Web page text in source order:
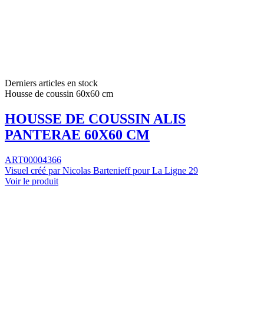
Derniers articles en stock
Housse de coussin 60x60 cm
HOUSSE DE COUSSIN ALIS
PANTERAE 60X60 CM
ART00004366
Visuel créé par Nicolas Bartenieff pour La Ligne 29
Voir le produit